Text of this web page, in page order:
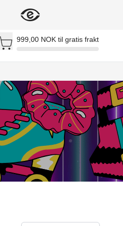
Toggle minicart, Cart is empty
999,00 NOK til gratis frakt